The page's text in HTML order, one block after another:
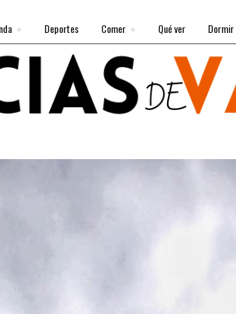
Deportes Comer Qué ver Dormir